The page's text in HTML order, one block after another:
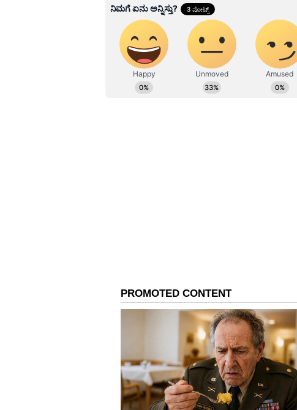
ಲೈಫ್ ಅಲ್ಲಿ ಸೆಟಲ್ ಆದವರು ನಾನು ಕೆಲಸ
ನಡೆಯುತ್ತದೆ. ಆದರೆ ನನ್ನಂತಹ ಹೊಟ್ಟೆಪಾಡಿಗೆ
ಏಕೆಂದರೆ ನಾವು ಹಾಗೆ ಹೇಳಿದರೆ ವಾಹಿನಿಯವರು
ಜೀವನ ನಡೆಯುವುದು ಹೇಗೆ? ಎಂದು ಸುನಿತಾ ಶೆಟ್ಟಿ
Related Articles